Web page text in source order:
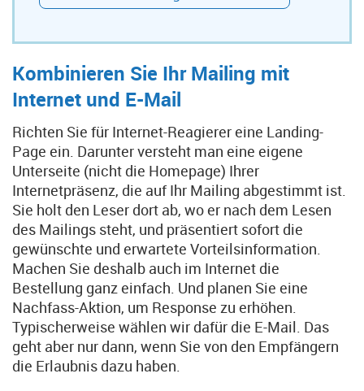
Kombinieren Sie Ihr Mailing mit
Internet und E-Mail
Richten Sie für Internet-Reagierer eine Landing-
Page ein. Darunter versteht man eine eigene
Unterseite (nicht die Homepage) Ihrer
Internetpräsenz, die auf Ihr Mailing abgestimmt ist.
Sie holt den Leser dort ab, wo er nach dem Lesen
des Mailings steht, und präsentiert sofort die
gewünschte und erwartete Vorteilsinformation.
Machen Sie deshalb auch im Internet die
Bestellung ganz einfach. Und planen Sie eine
Nachfass-Aktion, um Response zu erhöhen.
Typischerweise wählen wir dafür die E-Mail. Das
geht aber nur dann, wenn Sie von den Empfängern
die Erlaubnis dazu haben.